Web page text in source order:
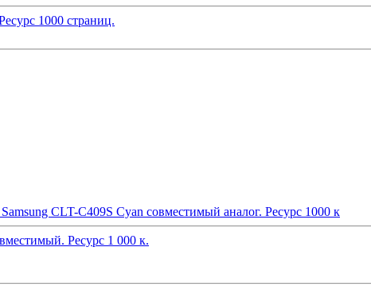
1000 страниц.
CLT-C409S Cyan совместимый аналог. Ресурс 1000 к
Ресурс 1 000 к.